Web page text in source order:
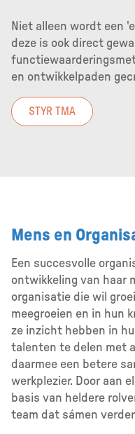
Niet alleen wordt een
deze is ook direct
en ontwikkelpaden
STYR TMA
Mens en
Een succesvolle
ontwikkeling van haar
organisatie die wil
meegroeien en in hun
ze inzicht hebben in
talenten te delen met
daarmee een betere
werkplezier. Door aan
basis van heldere
team dat sámen